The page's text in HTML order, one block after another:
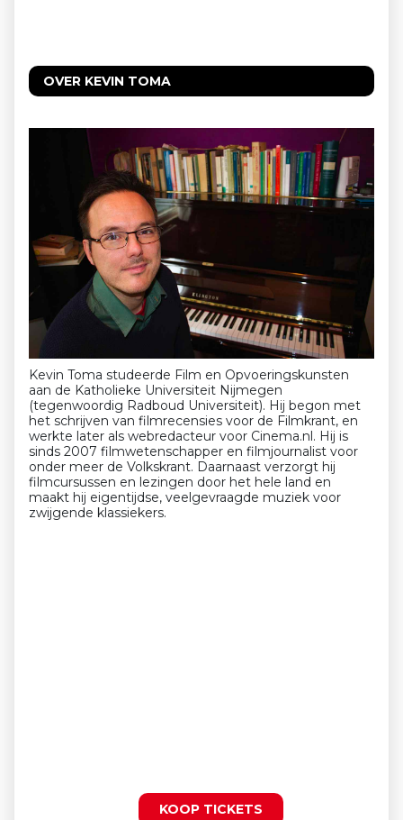
OVER KEVIN TOMA
Kevin Toma studeerde Film en Opvoeringskunsten
aan de Katholieke Universiteit Nijmegen
(tegenwoordig Radboud Universiteit). Hij begon met
het schrijven van filmrecensies voor de Filmkrant, en
werkte later als webredacteur voor Cinema.nl. Hij is
sinds 2007 filmwetenschapper en filmjournalist voor
onder meer de Volkskrant. Daarnaast verzorgt hij
filmcursussen en lezingen door het hele land en
maakt hij eigentijdse, veelgevraagde muziek voor
zwijgende klassiekers.
KOOP TICKETS